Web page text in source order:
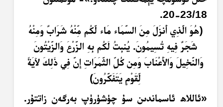
23/18-20.
﴿هُو الَّذِيأَنزل من السماء ماء لكم منْهُ شراب ومنْهُ
شجر فيهِ تسيمون.ينبت لكم بِهِ الزرع والزيتون
والنخيل والعناب ومن كل الثَّمرات إِن فيذَلك ليَةً
لقوم يتفكرون﴾
«ئاللاھ ئاسماندىن سۇ چۈشۈرۈپ بەرگەن زاتتۇر.